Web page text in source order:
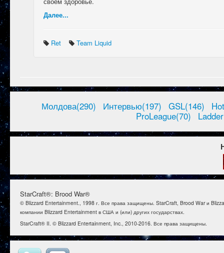
Далее...
Ret Team Liquid
Молдова(290) Интервью(197) GSL(146)
ProLeague(70)
StarCraft®: Brood War®
© Blizzard Entertainment., 1998 г. Все права защищены. StarCraft, Brood War и
компании Blizzard Entertainment в США и (или) других государствах.
StarCraft® II. © Blizzard Entertainment, Inc., 2010-2016. Все права защищены.